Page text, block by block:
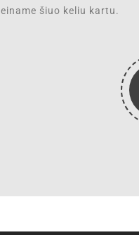
einame šiuo keliu kartu.